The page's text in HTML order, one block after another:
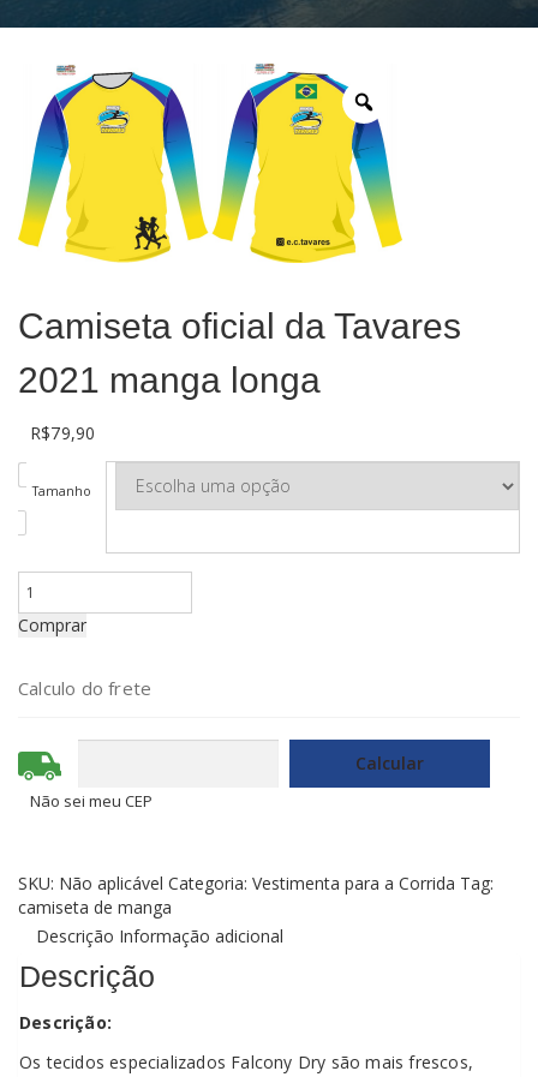
Camiseta oficial da Tavares
2021 manga longa
R$79,90
Tamanho
Camiseta
oficial
da
2021
manga
quantidade
Comprar
Calculo do frete
Não sei meu CEP
SKU: Não aplicável Categoria: Vestimenta para a Corrida Tag:
camiseta de manga
Descrição Informação adicional
Descrição
Descrição:
Os tecidos especializados Falcony Dry são mais frescos,